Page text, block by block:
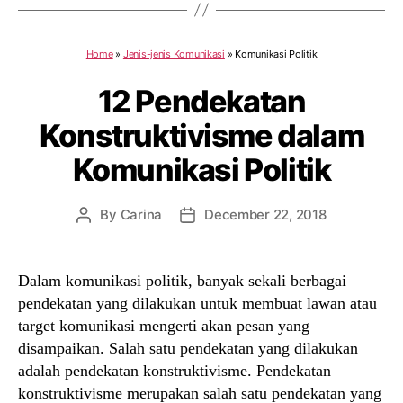
Home» Jenis-jenis Komunikasi » Komunikasi Politik
12 Pendekatan
Konstruktivisme dalam
Komunikasi Politik
Post
By Carina
PostDecember 22, 2018
Dalam komunikasi politik, banyak sekali berbagai
pendekatan yang dilakukan untuk membuat lawan atau
target komunikasi mengerti akan pesan yang
disampaikan. Salah satu pendekatan yang dilakukan
adalah pendekatan konstruktivisme. Pendekatan
konstruktivisme merupakan salah satu pendekatan yang